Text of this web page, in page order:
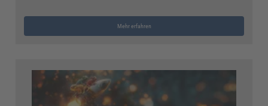
Mehr erfahren